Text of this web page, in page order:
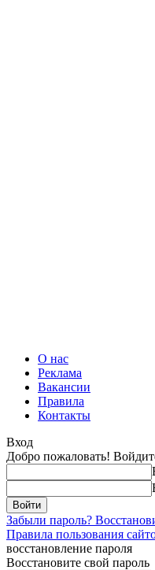
О нас
Реклама
Вакансии
Правила
Контакты
Вход
Добро пожаловать!
Забыли пароль?
Правила пользования
восстановление пароля
Восстановите свой пароль